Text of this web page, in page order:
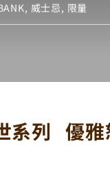
, 威士忌, 限量
系列 優雅